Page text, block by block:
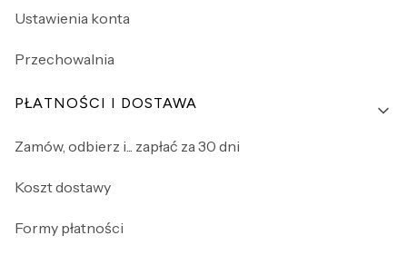
Ustawienia konta
Przechowalnia
PŁATNOŚCI I DOSTAWA
Zamów, odbierz i... zapłać za 30 dni
Koszt dostawy
Formy płatności